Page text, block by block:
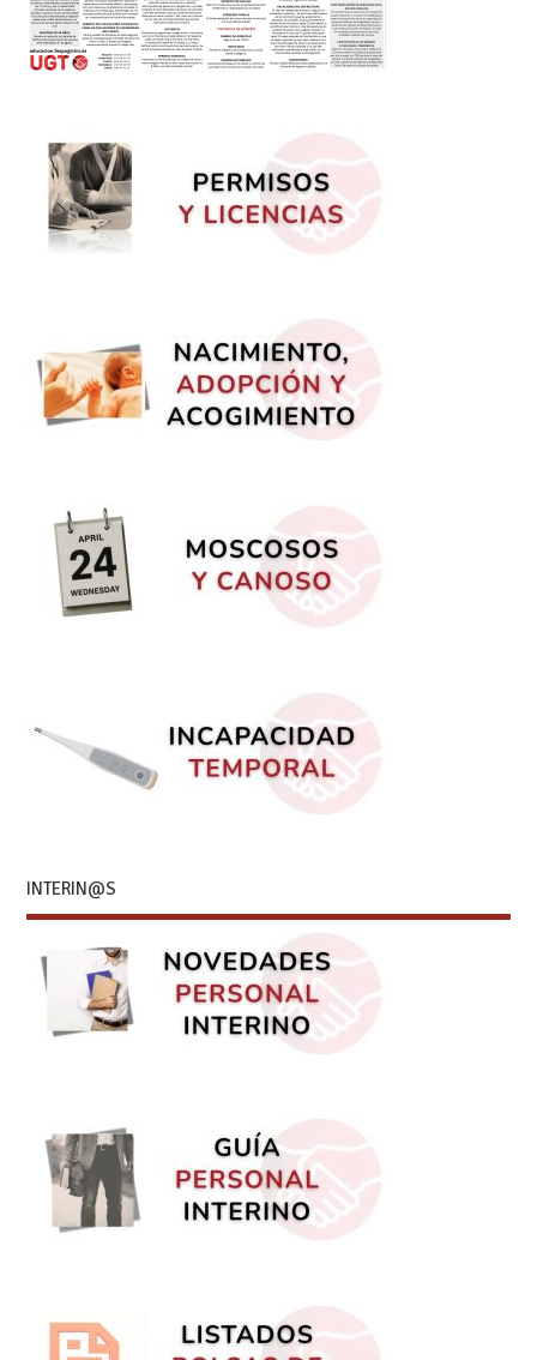
INTERIN@S